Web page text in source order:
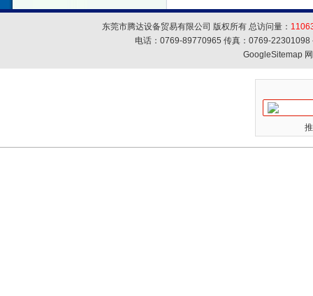
东莞市腾达设备贸易有限公司 版权所有 总访问量：
电话：0769-89770965 传真：0769-
GoogleSitemap网